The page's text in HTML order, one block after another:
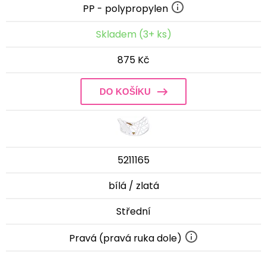
PP - polypropylen
Skladem (3+ ks)
875 Kč
DO KOŠÍKU
5211165
bílá / zlatá
Střední
Pravá (pravá ruka dole)